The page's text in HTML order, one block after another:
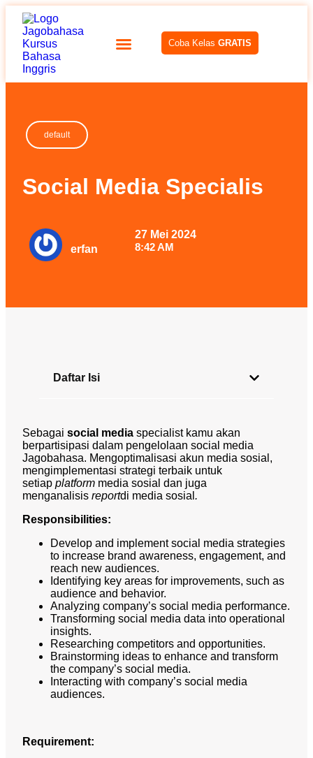
Coba Kelas GRATIS
default
Social Media Specialis
erfan
27 Mei 2024
8:42 AM
Sebagai social media specialist kamu akan
berpartisipasi dalam pengelolaan social media
Jagobahasa. Mengoptimalisasi akun media sosial,
mengimplementasi strategi terbaik untuk
setiap platform media sosial dan juga
menganalisis reportdi media sosial .
Responsibilities:
Develop and implement social media strategies
to increase brand awareness, engagement, and
reach new audiences.
Identifying key areas for improvements, such as
audience and behavior.
Analyzing company’s social media performance.
Transforming social media data into operational
insights.
Researching competitors and opportunities.
Brainstorming ideas to enhance and transform
the company’s social media.
Interacting with company’s social media
audiences.
Requirement:
Daftar Isi